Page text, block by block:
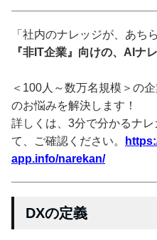
「社内のナレッジが、あち
『非IT企業』向けの、AIナ
＜100人～数万名規模＞の
のお悩みを解決します！
詳しくは、3分で分かるナ
て、ご確認ください。
app.info/narekan/
DXの定義